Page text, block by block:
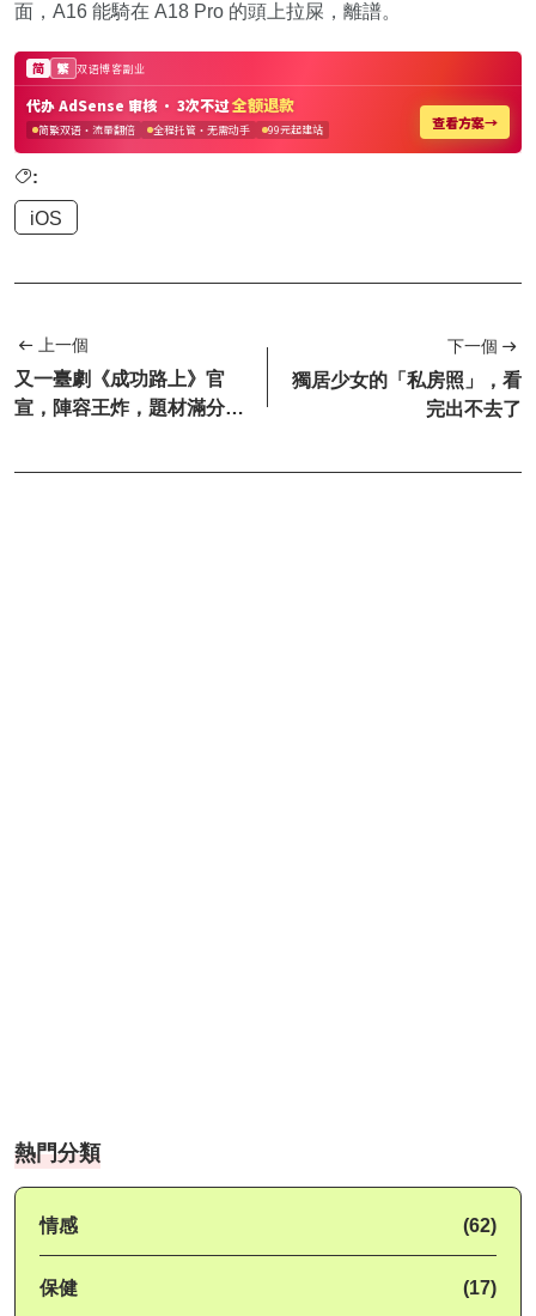
面，A16 能騎在 A18 Pro 的頭上拉屎，離譜。
:
iOS
上一個
又一臺劇《成功路上》官
宣，陣容王炸，題材滿分！
下一個
獨居少女的「私房照」，看
完出不去了
熱門分類
情感 (62)
保健 (17)